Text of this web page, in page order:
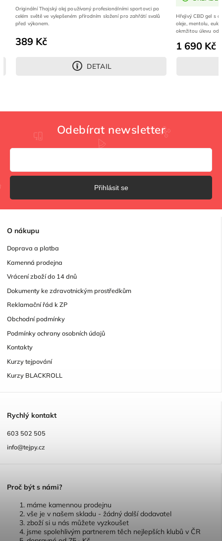
olej používaný profesionálními sportovci po
přírodním složení pro zahřátí svalů
Hřejivý CBD gel s obsahem kanabidiolu
oleje, mentolu, eukalyptusu a vitamínu E.
okmžitou úlevu od bolesti a podporu
O nákupu
Doprava a platba
Kamenná prodejna
Vrácení zboží do 14 dnů
Dokumenty ke zdravotnickým prostředkům
Reklamační řád k ZP
Obchodní podmínky
Podmínky ochrany osobních údajů
Kontakty
Kurzy tejpování
Kurzy BLACKROLL
Rychlý kontakt
603 502 505
info@tejpy.cz
Proč být s námi?
máme kamennou prodejnu
vše je v našem skladu - žádný další dodavatel
zboží si u nás můžete vyzkoušet
jsme spolehlivým partnerem těch nejlepších klubů v ČR
Odebírat newsletter
Přihlásit se